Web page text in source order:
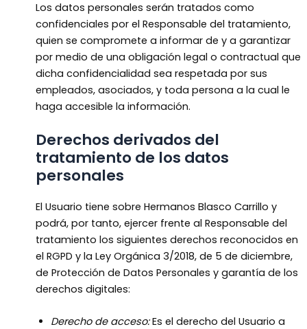
Los datos personales serán tratados como
confidenciales por el Responsable del tratamiento,
quien se compromete a informar de y a garantizar
por medio de una obligación legal o contractual que
dicha confidencialidad sea respetada por sus
empleados, asociados, y toda persona a la cual le
haga accesible la información.
Derechos derivados del
tratamiento de los datos
personales
El Usuario tiene sobre Hermanos Blasco Carrillo y
podrá, por tanto, ejercer frente al Responsable del
tratamiento los siguientes derechos reconocidos en
el RGPD y la Ley Orgánica 3/2018, de 5 de diciembre,
de Protección de Datos Personales y garantía de los
derechos digitales:
Derecho de acceso:Es el derecho del Usuario a